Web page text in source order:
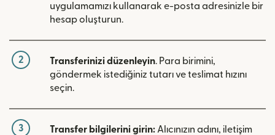
uygulamamızı kullanarak e-posta adresinizle bir
hesap oluşturun.
2 Transferinizi düzenleyin. Para birimini,
göndermek istediğiniz tutarı ve teslimat hızını
seçin.
3 Transfer bilgilerini girin: Alıcınızın adını, iletişim